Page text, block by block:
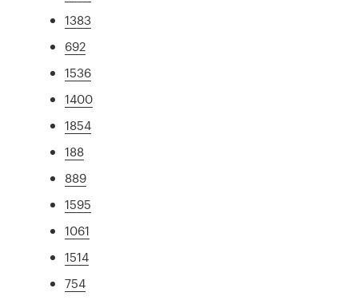
1383
692
1536
1400
1854
188
889
1595
1061
1514
754